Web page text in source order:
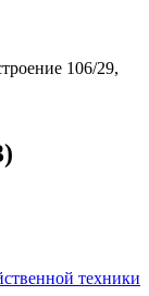
106/29,
техники